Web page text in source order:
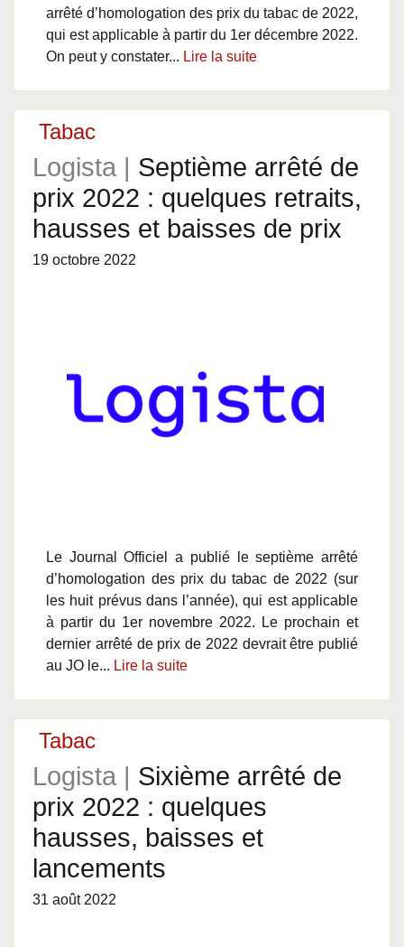
arrêté d’homologation des prix du tabac de 2022,
qui est applicable à partir du 1er décembre 2022.
On peut y constater... Lire la suite
Tabac
Logista | Septième arrêté de
prix 2022 : quelques retraits,
hausses et baisses de prix
19 octobre 2022
Le Journal Officiel a publié le septième arrêté
d’homologation des prix du tabac de 2022 (sur
les huit prévus dans l’année), qui est applicable
à partir du 1er novembre 2022. Le prochain et
dernier arrêté de prix de 2022 devrait être publié
au JO le... Lire la suite
Tabac
Logista | Sixième arrêté de
prix 2022 : quelques
hausses, baisses et
lancements
31 août 2022